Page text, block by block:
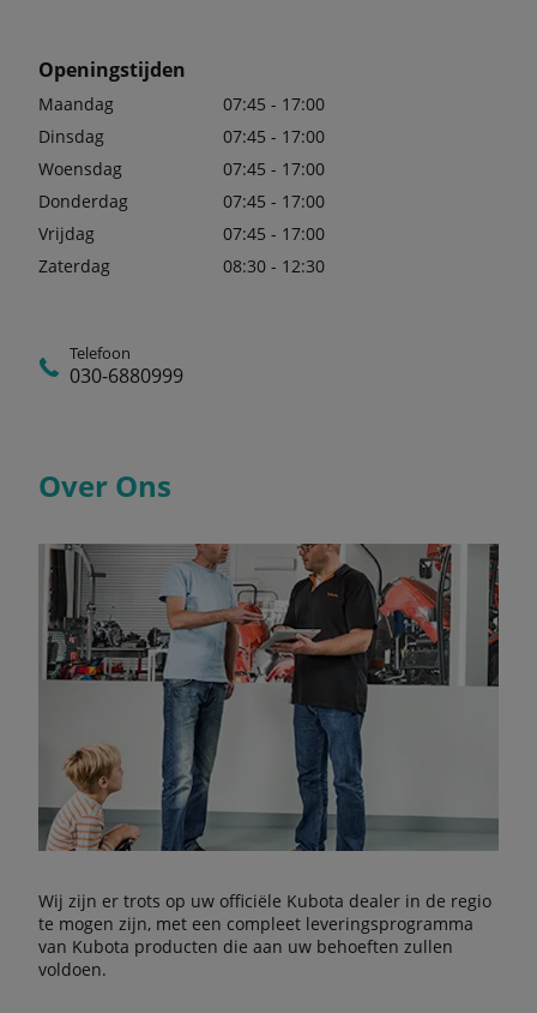
Openingstijden
Maandag
07:45 - 17:00
Dinsdag
07:45 - 17:00
Woensdag
07:45 - 17:00
Donderdag
07:45 - 17:00
Vrijdag
07:45 - 17:00
Zaterdag
08:30 - 12:30
Telefoon
030-6880999
Over Ons
Wij zijn er trots op uw officiële Kubota dealer in de regio
te mogen zijn, met een compleet leveringsprogramma
van Kubota producten die aan uw behoeften zullen
voldoen.